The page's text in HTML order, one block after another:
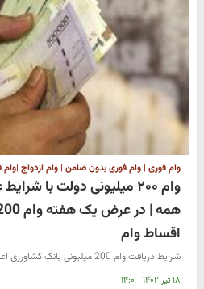
وام فوری | وام فوری بدون ضامن | وام ازدواج
وام ۲۰۰ میلیونی دولت با
اقساط وام
شرایط دریافت وام 200 میلیونی بانک کشاورزی اعلام شد
۱۸ تیر ۱۴۰۲ | ۱۴:۰